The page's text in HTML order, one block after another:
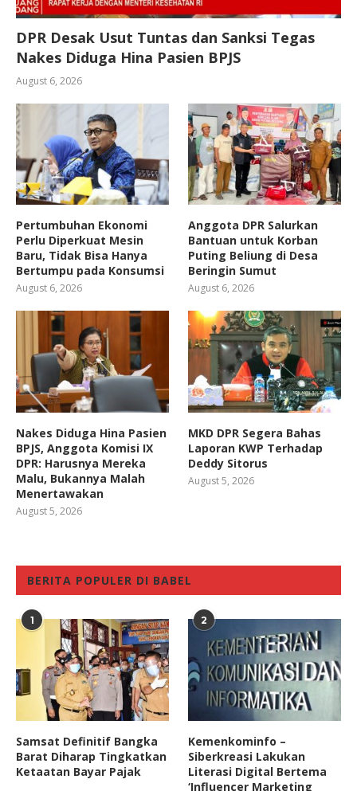
DPR Desak Usut Tuntas dan Sanksi Tegas
Nakes Diduga Hina Pasien BPJS
August 6, 2026
Pertumbuhan Ekonomi
Perlu Diperkuat Mesin
Baru, Tidak Bisa Hanya
Bertumpu pada Konsumsi
August 6, 2026
Anggota DPR Salurkan
Bantuan untuk Korban
Puting Beliung di Desa
Beringin Sumut
August 6, 2026
Nakes Diduga Hina Pasien
BPJS, Anggota Komisi IX
DPR: Harusnya Mereka
Malu, Bukannya Malah
Menertawakan
August 5, 2026
MKD DPR Segera Bahas
Laporan KWP Terhadap
Deddy Sitorus
August 5, 2026
BERITA POPULER DI BABEL
1
Samsat Definitif Bangka
Barat Diharap Tingkatkan
Ketaatan Bayar Pajak
2
Kemenkominfo –
Siberkreasi Lakukan
Literasi Digital Bertema
‘Influencer Marketing